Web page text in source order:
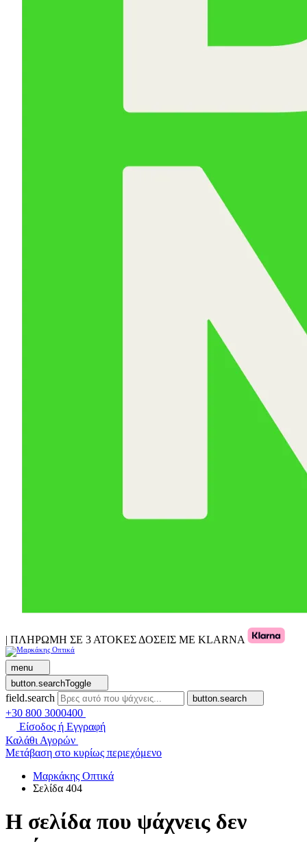
| ΠΛΗΡΩΜΗ ΣΕ 3 ΑΤΟΚΕΣ ΔΟΣΕΙΣ ΜΕ KLARNA
menu
button.searchToggle
field.search button.search
+30 800 3000400
Είσοδος ή Εγγραφή
Καλάθι Αγορών
Μετάβαση στο κυρίως περιεχόμενο
Μαρκάκης Οπτικά
Σελίδα 404
Η σελίδα που ψάχνεις δεν